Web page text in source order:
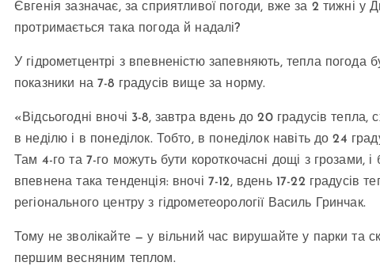
Євгенія зазначає, за сприятливої погоди, вже за 2 тижні у
протримається така погода й надалі?
У гідрометцентрі з впевненістю запевняють, тепла погода
показники на 7-8 градусів вище за норму.
«Відсьогодні вночі 3-8, завтра вдень до 20 градусів
в неділю і в понеділок. Тобто, в понеділок навіть до 24
Там 4-го та 7-го можуть бути короткочасні дощі з
впевнена така тенденція: вночі 7-12, вдень 17-22 градусів
регіонального центру з гідрометеорології Василь Гринчак.
Тому не зволікайте — у вільний час вирушайте у парки та
першим весняним теплом.